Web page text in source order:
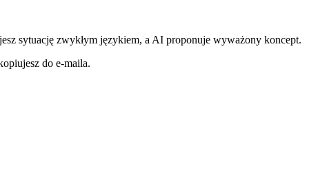
sytuację zwykłym językiem, a AI proponuje wyważony koncept.
do e-maila.